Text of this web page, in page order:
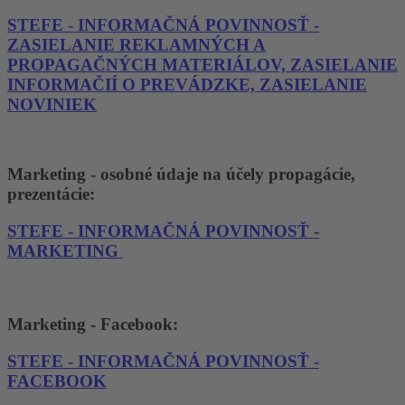
STEFE - INFORMAČNÁ POVINNOSŤ -
ZASIELANIE REKLAMNÝCH A
PROPAGAČNÝCH MATERIÁLOV, ZASIELANIE
INFORMAČIÍ O PREVÁDZKE, ZASIELANIE
NOVINIEK
Marketing - osobné údaje na účely propagácie,
prezentácie:
STEFE - INFORMAČNÁ POVINNOSŤ -
MARKETING
Marketing - Facebook:
STEFE - INFORMAČNÁ POVINNOSŤ -
FACEBOOK